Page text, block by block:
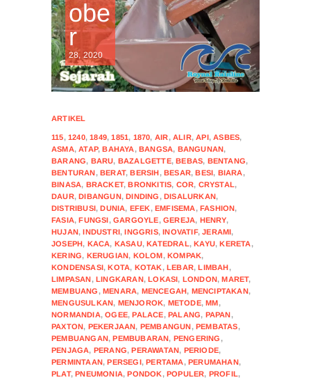
obe
r
28, 2020
ARTIKEL
115,1240,1849,1851, 1870, AIR, ALIR,API,ASBES,
ASMA,ATAP,BAHAYA,BANGSA, BANGUNAN,
BARANG, BARU, BAZALGETTE,BEBAS, BENTANG,
BENTURAN,BERAT,BERSIH,BESAR,BESI, BIARA,
BINASA, BRACKET,BRONKITIS, COR, CRYSTAL,
DAUR,DIBANGUN,DINDING ,DISALURKAN,
DISTRIBUSI,DUNIA, EFEK,EMFISEMA,FASHION,
FASIA,FUNGSI,GARGOYLE,GEREJA, HENRY,
HUJAN,INDUSTRI,INGGRIS,INOVATIF,JERAMI,
JOSEPH, KACA, KASAU,KATEDRAL,KAYU,KERETA,
KERING, KERUGIAN, KOLOM,KOMPAK,
KONDENSASI,KOTA, KOTAK,LEBAR,LIMBAH,
LIMPASAN,LINGKARAN,LOKASI, LONDON,MARET,
MEMBUANG ,MENARA, MENCEGAH, MENCIPTAKAN,
MENGUSULKAN, MENJOROK, METODE,MM,
NORMANDIA,OGEE,PALACE,PALANG, PAPAN,
PAXTON, PEKERJAAN, PEMBANGUN,PEMBATAS,
PEMBUANGAN,PEMBUBARAN, PENGERING ,
PENJAGA, PERANG,PERAWATAN, PERIODE,
PERMINTAAN,PERSEGI,PERTAMA,PERUMAHAN,
PLAT,PNEUMONIA,PONDOK,POPULER, PROFIL,